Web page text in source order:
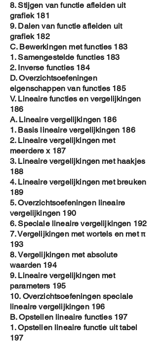
8. Stijgen van functie afleiden uit
grafiek 181
9. Dalen van functie afleiden uit
grafiek 182
C. Bewerkingen met functies 183
1. Samengestelde functies 183
2. Inverse functies 184
D. Overzichtsoefeningen
eigenschappen van functies 185
V. Lineaire functies en vergelijkingen
186
A. Lineaire vergelijkingen 186
1. Basis lineaire vergelijkingen 186
2. Lineaire vergelijkingen met
meerdere x 187
3. Lineaire vergelijkingen met haakjes
188
4. Lineaire vergelijkingen met breuken
189
5. Overzichtsoefeningen lineaire
vergelijkingen 190
6. Speciale lineaire vergelijkingen 192
7. Vergelijkingen met wortels en met π
193
8. Vergelijkingen met absolute
waarden 194
9. Lineaire vergelijkingen met
parameters 195
10. Overzichtsoefeningen speciale
lineaire vergelijkingen 196
B. Opstellen lineaire functies 197
1. Opstellen lineaire functie uit tabel
197